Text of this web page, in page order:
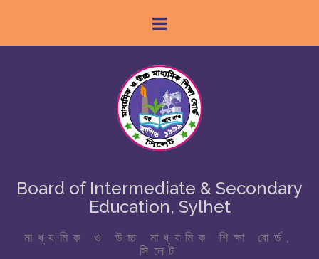
Board of Intermediate & Secondary
Education, Sylhet
মাধ্যমিক ও উচ্চ মাধ্যমিক শিক্ষা বোর্ড,
সিলেট